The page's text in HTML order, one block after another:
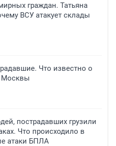
граждан. Татьяна
ВСУ атакует склады
Что известно о
Москвы
пострадавших грузили
Что происходило в
атаки БПЛА